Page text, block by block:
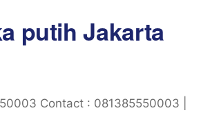
putih Jakarta
Contact : 081385550003 |